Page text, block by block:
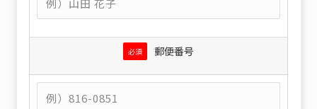
必須 郵便番号